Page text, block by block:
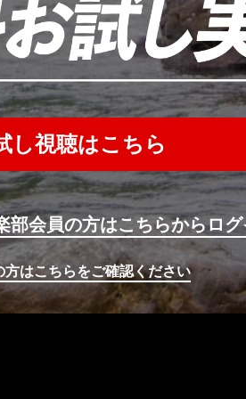
し視聴はこちら
部会員の方はこちらからロ
はこちらをご確認ください